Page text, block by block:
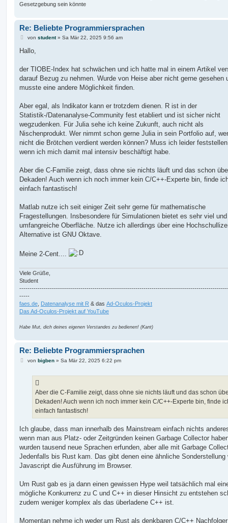
Gesetzgebung sein könnte
Re: Beliebte Programmiersprachen
B
i
a
von student» Sa Mär 22, 2025 9:56 am
Hallo,
der TIOBE-Index hat schwächen und ich hatte mal in einem Artikel
darauf Bezug zu nehmen. Wurde von Heise aber nicht gerne gesehen
musste eine andere Möglichkeit finden.
Aber egal, als Indikator kann er trotzdem dienen. R ist in der
Statistik-/Datenanalyse-Community fest etabliert und ist sicher nicht
wegzudenken. Für Julia sehe ich keine Zukunft, auch nicht als
Nischenprodukt. Wer nimmt schon gerne Julia in sein Portfolio auf,
nicht die Brötchen verdient werden können? Muss ich leider
wenn ich mich damit mal intensiv beschäftigt habe.
Aber die C-Familie zeigt, dass ohne sie nichts läuft und das schon
Dekaden! Auch wenn ich noch immer kein C/C++-Experte bin, finde
einfach fantastisch!
Matlab nutze ich seit einiger Zeit sehr gerne für mathematische
Fragestellungen. Insbesondere für Simulationen bietet es sehr viel
umfangreiche Oberfläche. Nutze ich allerdings über eine
Alternative ist GNU Oktave.
Meine 2-Cent....
Viele Grüße,
Student
-----
faes.de Datenanalyse mit R & das Ad-Oculos-Projekt
Das Ad-Oculos-Projekt auf YouTube
Habe Mut, dich deines eigenen Verstandes zu bedienen! (Kant)
Re: Beliebte Programmiersprachen
Bvon bigben» Sa Mär 22, 2025 6:22 pm
Aber die C-Familie zeigt, dass ohne sie nichts läuft und das schon
Dekaden! Auch wenn ich noch immer kein C/C++-Experte bin, finde
einfach fantastisch!
Ich glaube, dass man innerhalb des Mainstream einfach nichts
wenn man aus Platz- oder Zeitgründen keinen Garbage Collector
wurden tausend neue Sprachen erfunden, aber alle mit Garbage
Jedenfalls bis Rust kam. Das gibt denen eine ähnliche Sonderstellung
Javascript die Ausführung im Browser.
Um Rust gab es ja dann einen gewissen Hype weil tatsächlich mal
mögliche Konkurrenz zu C und C++ in dieser Hinsicht zu entstehen
zudem weniger komplex als das überladene C++ ist.
Momentan nehme ich weder um Rust als denkbaren C/C++